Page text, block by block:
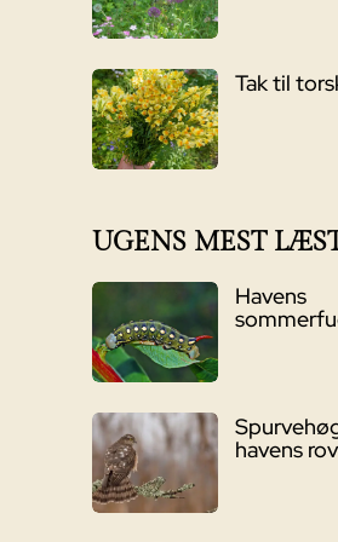
Tak til
UGENS MEST
Havens
havens